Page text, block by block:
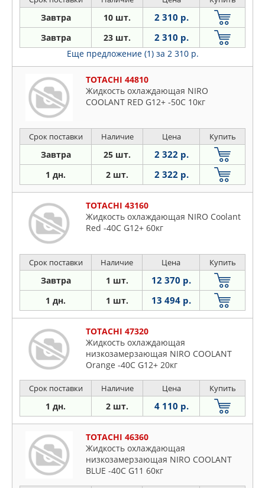
Завтра 10 шт. 2 310 р.
Завтра 23 шт. 2 310 р.
Еще предложение (1) за 2 310 р.
TOTACHI 44810
Жидкость охлаждающая NIRO
COOLANT RED G12+ -50C 10кг
Срок поставки Наличие Цена Купить
Завтра 25 шт. 2 322 р.
1 дн. 2 шт. 2 322 р.
TOTACHI 43160
Жидкость охлаждающая NIRO Coolant
Red -40C G12+ 60кг
Срок поставки Наличие Цена Купить
Завтра 1 шт. 12 370 р.
1 дн. 1 шт. 13 494 р.
TOTACHI 47320
Жидкость охлаждающая
низкозамерзающая NIRO COOLANT
Orange -40C G12+ 20кг
Срок поставки Наличие Цена Купить
1 дн. 2 шт. 4 110 р.
TOTACHI 46360
Жидкость охлаждающая
низкозамерзающая NIRO COOLANT
BLUE -40C G11 60кг